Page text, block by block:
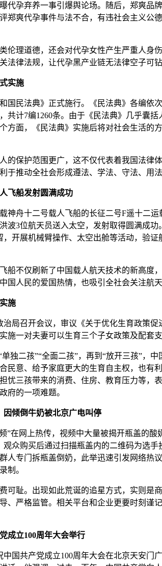
代孕弃养一事引爆舆论场。随后，郑爽品
郑爽代孕事件与法不合，有违社会主义公
伦理道德，还会对代孕女性产生严重人身
法律法规，让代孕黑产业链无法律空子可钻
实施
国民法典》正式施行。《民法典》各编依
共计7编1260条。由于《民法典》几乎囊
方面，《民法典》实施后将对社会生活的
人的保护范围更广，这不仅代表着我国法律
于推动全社会形成遵法、学法、守法、用
飞船发射圆满成功
神舟十二号载人飞船的长征二号F遥十二
波3位航天员送入太空，发射取得圆满成
，开展机械臂操作、太空出舱等活动，验
船不仅刷新了中国载人航天技术的新高度
国人民的爱国热情，也吸引全社会关注航天
施
治局召开会议，审议《关于优化生育政策
施一对夫妻可以生育三个子女政策及配套支
单独二孩”“全面二孩”，再到“放开三孩”，
民意、给予家庭更大的生育自主权，也有
忧三孩带来的消费、住房、教育压力等，
府的一项难题。
倾倒牛奶被北京广电叫停
”在网上热传，视频中大量被揭开瓶盖的
观众购买后通过扫描瓶盖内的二维码为选
人专门拆瓶盖倒奶，此举迅速引发网络热
制。
可耻。出现如此荒诞的追星方式，实则是
、严格监管。相关平台和企业更要时刻谨
成立100周年大会举行
中国共产党成立100周年大会在北京天安门